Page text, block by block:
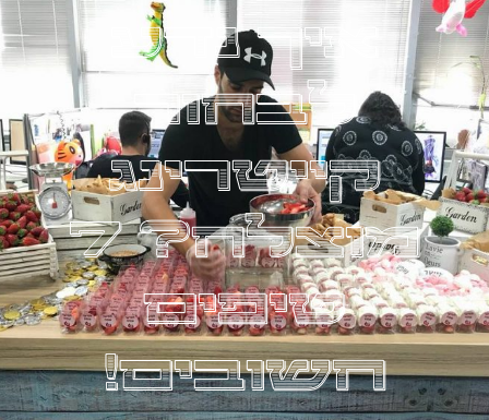
איך נדע
לבחור
קייטרינג
מוצלח? 7
טיפים
חשובים!